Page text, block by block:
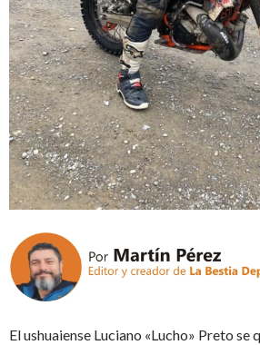
El ushuaiense Luciano «Lucho» Preto